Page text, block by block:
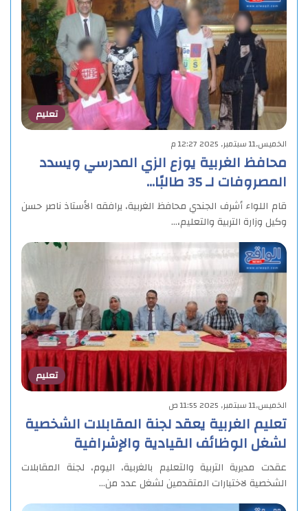
تعليم
الخميس,11 سبتمبر, 2025 12:27 م
محافظ الغربية يوزع الزي المدرسي ويسدد
المصروفات لـ 35 طالبًا…
قام اللواء أشرف الجندي محافظ الغربية، يرافقه الأستاذ ناصر حسن
وكيل وزارة التربية والتعليم،…
تعليم
الخميس,11 سبتمبر, 2025 11:55 ص
تعليم الغربية يعقد لجنة المقابلات الشخصية
لشغل الوظائف القيادية والإشرافية
عقدت مديرية التربية والتعليم بالغربية، اليوم، لجنة المقابلات
الشخصية لاختبارات المتقدمين لشغل عدد من…